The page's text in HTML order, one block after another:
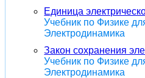
Единица
Учебник по Физике
Электродинамика
Закон сохранения
Учебник по Физике
Электродинамика